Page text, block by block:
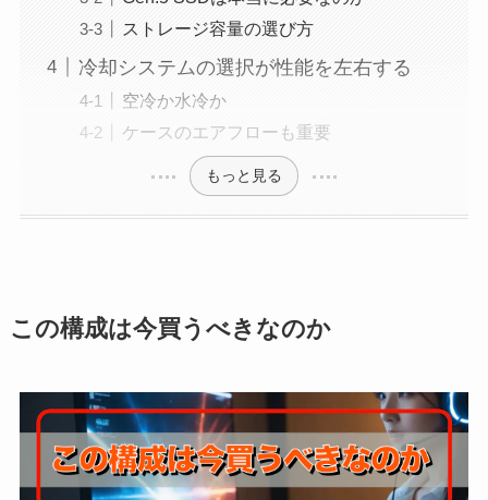
ストレージ容量の選び方
冷却システムの選択が性能を左右する
空冷か水冷か
ケースのエアフローも重要
もっと見る
この構成は今買うべきなのか